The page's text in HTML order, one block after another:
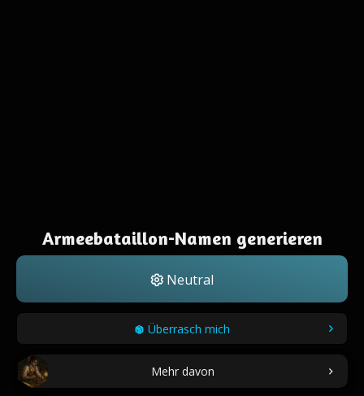
Armeebataillon-Namen generieren
Neutral
Überrasch mich
Mehr davon